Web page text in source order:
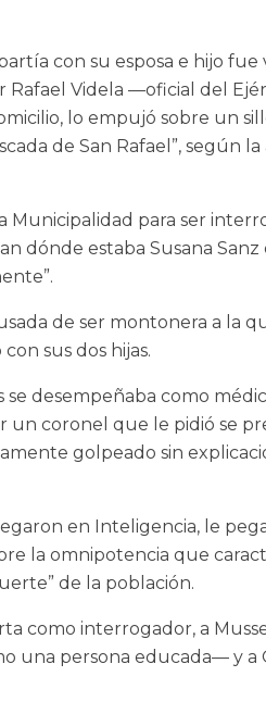
con su esposa e hijo fue
Rafael Videla —oficial del
lo empujó sobre un
de San Rafael”, según la
Municipalidad para ser
dónde estaba Susana
de ser montonera a la
sus dos hijas.
desempeñaba como
coronel que le pidió se
golpeado sin
en Inteligencia, le
la omnipotencia que
de la población.
como interrogador, a
una persona educada— y a